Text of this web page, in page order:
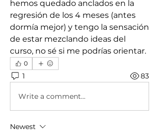
hemos quedado anclados en la
regresión de los 4 meses (antes
dormía mejor) y tengo la sensación
de estar mezclando ideas del
curso, no sé si me podrías orientar.
0
1 83
Write a comment...
Newest